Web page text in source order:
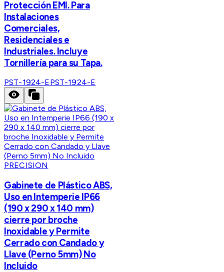
Protección EMI. Para
Instalaciones
Comerciales,
Residenciales e
Industriales. Incluye
Tornillería para su Tapa.
PST-1924-EPST-1924-E
PRECISION
Gabinete de Plástico ABS,
Uso en Intemperie IP66
(190 x 290 x 140 mm)
cierre por broche
Inoxidable y Permite
Cerrado con Candado y
Llave (Perno 5mm) No
Incluido